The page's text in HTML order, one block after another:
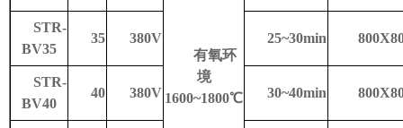
有氧环
境
1600~1800℃
STR-
BV35
35 380V 25~30min
STR-
BV40
40 380V 30~40min